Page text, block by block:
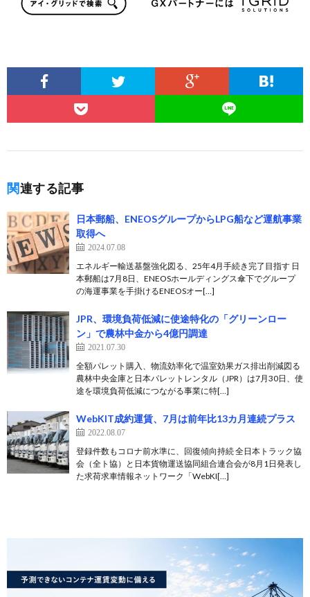
関連する記事
日本郵船、ENEOSグループからLPG船など運航事業
取得へ
2024.07.08
エネルギー輸送基盤強化図る、25年4月手続き完了目指す 日
本郵船は7月8日、ENEOSホールディングス傘下でグループ
の海運事業を手掛けるENEOSオー[…]
JPR、環境負荷低減に使途特化の「グリーンロー
ン」で農林中金から4億円調達
2021.07.30
全額パレット購入、物流効率化で温室効果ガス排出削減図る
農林中央金庫と日本パレットレンタル（JPR）は7月30日、使
途を環境負荷低減につながる事業に特[…]
WebKIT成約運賃、7月は前年比13カ月連続プラス
2022.08.07
登録件数もコロナ前水準に、回復傾向持続 全日本トラック協
会（全ト協）と日本貨物運送協同組合連合会が8月1日発表し
た求荷求車情報ネットワーク「WebKI[…]